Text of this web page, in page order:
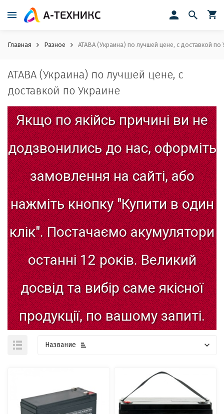
Главная Разное ATABA (Украина) по лучшей цене, с доставкой по
ATABA (Украина) по лучшей цене, с
доставкой по Украине
Якщо по якійсь причині ви не
додзвонились до нас, оформіть
замовлення на сайті, або
нажміть кнопку "Купити в один
клік". Постачаємо акумулятори
останні 12 років. Великий
досвід та вибір саме якісної
продукції, по вашому запиті.
Название